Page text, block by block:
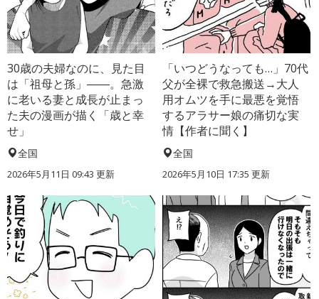
30歳の夫婦なのに、見た目
は「祖母と孫」――。急激
に老いる妻と成長が止まっ
た夫の漫画が描く「歳と幸
せ」
全国
2026年5月11日 09:43 更新
「いつどうなっても…」70代
父が全裸で救急搬送→大人
用オムツを手に最悪を覚悟
するアラサー娘の痛切な実
情【作者に聞く】
全国
2026年5月10日 17:35 更新